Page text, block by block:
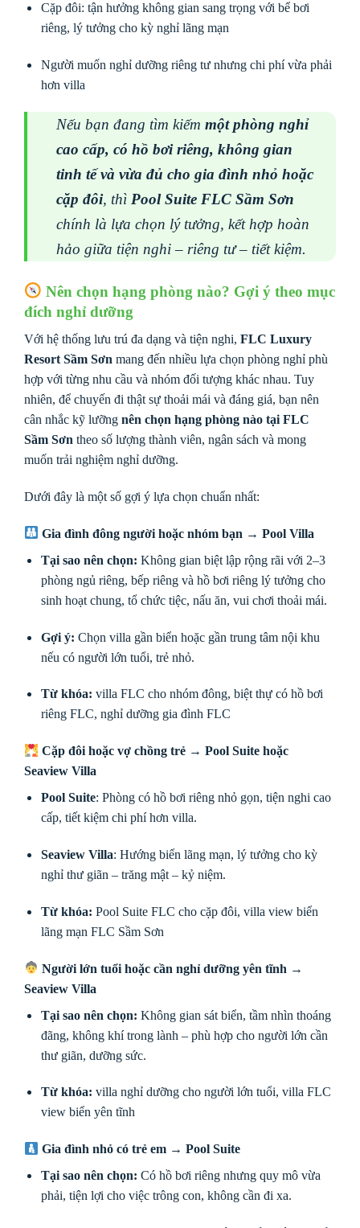
Cặp đôi: tận hưởng không gian sang trọng với bể bơi
riêng, lý tưởng cho kỳ nghỉ lãng mạn
Người muốn nghỉ dưỡng riêng tư nhưng chi phí vừa phải
hơn villa
Nếu bạn đang tìm kiếm một phòng nghỉ
cao cấp, có hồ bơi riêng, không gian
tinh tế và vừa đủ cho gia đình nhỏ hoặc
cặp đôi, thì Pool Suite FLC Sầm Sơn
chính là lựa chọn lý tưởng, kết hợp hoàn
hảo giữa tiện nghi – riêng tư – tiết kiệm.
Nên chọn hạng phòng nào? Gợi ý theo mục
đích nghỉ dưỡng
Với hệ thống lưu trú đa dạng và tiện nghi, FLC Luxury
Resort Sầm Sơn mang đến nhiều lựa chọn phòng nghỉ phù
hợp với từng nhu cầu và nhóm đối tượng khác nhau. Tuy
nhiên, để chuyến đi thật sự thoải mái và đáng giá, bạn nên
cân nhắc kỹ lưỡng nên chọn hạng phòng nào tại FLC
Sầm Sơn theo số lượng thành viên, ngân sách và mong
muốn trải nghiệm nghỉ dưỡng.
Dưới đây là một số gợi ý lựa chọn chuẩn nhất:
Gia đình đông người hoặc nhóm bạn →Pool Villa
Tại sao nên chọn: Không gian biệt lập rộng rãi với 2–3
phòng ngủ riêng, bếp riêng và hồ bơi riêng lý tưởng cho
sinh hoạt chung, tổ chức tiệc, nấu ăn, vui chơi thoải mái.
Gợi ý: Chọn villa gần biển hoặc gần trung tâm nội khu
nếu có người lớn tuổi, trẻ nhỏ.
Từ khóa: villa FLC cho nhóm đông, biệt thự có hồ bơi
riêng FLC, nghỉ dưỡng gia đình FLC
Cặp đôi hoặc vợ chồng trẻ →Pool Suite hoặc
Seaview Villa
Pool Suite: Phòng có hồ bơi riêng nhỏ gọn, tiện nghi cao
cấp, tiết kiệm chi phí hơn villa.
Seaview Villa: Hướng biển lãng mạn, lý tưởng cho kỳ
nghỉ thư giãn – trăng mật – kỷ niệm.
Từ khóa: Pool Suite FLC cho cặp đôi, villa view biển
lãng mạn FLC Sầm Sơn
Người lớn tuổi hoặc cần nghỉ dưỡng yên tĩnh →
Seaview Villa
Tại sao nên chọn: Không gian sát biển, tầm nhìn thoáng
đãng, không khí trong lành – phù hợp cho người lớn cần
thư giãn, dưỡng sức.
Từ khóa: villa nghỉ dưỡng cho người lớn tuổi, villa FLC
view biển yên tĩnh
Gia đình nhỏ có trẻ em →Pool Suite
Tại sao nên chọn: Có hồ bơi riêng nhưng quy mô vừa
phải, tiện lợi cho việc trông con, không cần đi xa.